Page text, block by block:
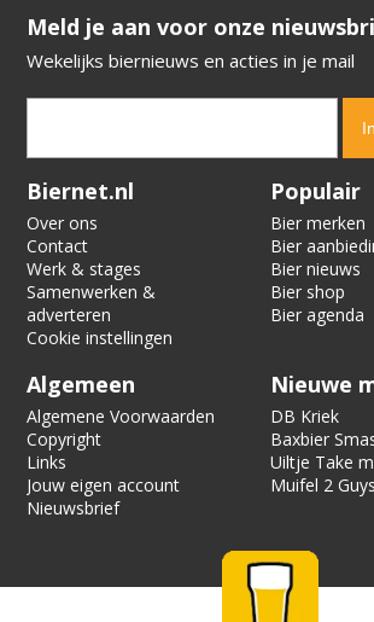
​​​​​​​Meld je aan voor onze
Wekelijks biernieuws en acties in je mail
Verification code:
Biernet.nl
Over ons
Contact
Werk & stages
Samenwerken &
adverteren
Cookie instellingen
Populair
Bier merken
Bier
Bier nieuws
Bier shop
Bier agenda
Algemeen
Algemene Voorwaarden
Copyright
Links
Jouw eigen account
Nieuwsbrief
Nieuwe
DB Kriek
Baxbier
Strata
Uiltje Take
the Hotel
Muifel 2